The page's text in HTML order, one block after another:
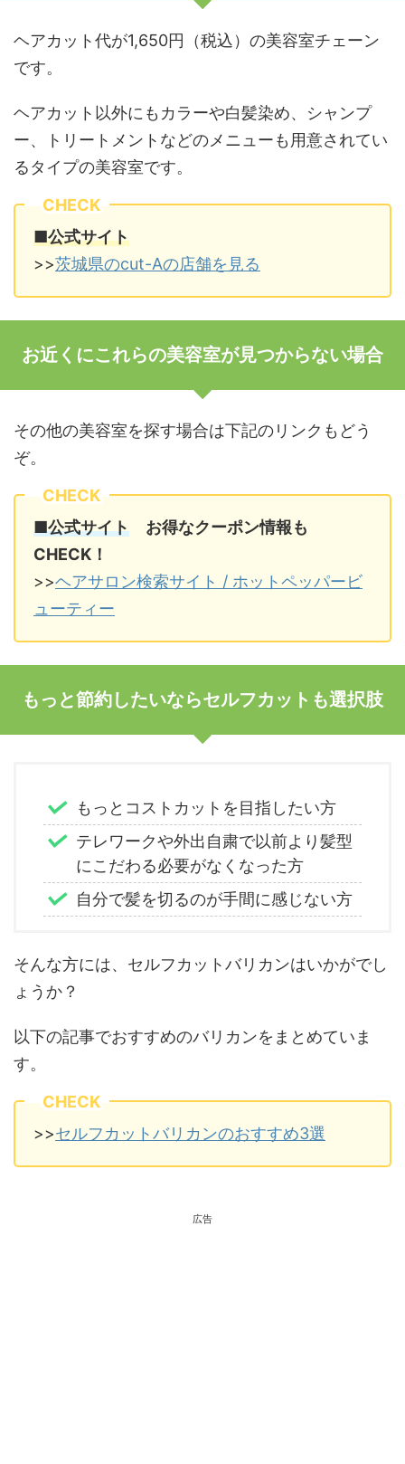
ヘアカット代が1,650円（税込）の美容室チェーン
です。
ヘアカット以外にもカラーや白髪染め、シャンプ
ー、トリートメントなどのメニューも用意されてい
るタイプの美容室です。
CHECK
■公式サイト
>>茨城県のcut-Aの店舗を見る
お近くにこれらの美容室が見つからない場合
その他の美容室を探す場合は下記のリンクもどう
ぞ。
CHECK
■公式サイト
お得なクーポン情報も
CHECK！
>>ヘアサロン検索サイト / ホットペッパービ
ューティー
もっと節約したいならセルフカットも選択肢
もっとコストカットを目指したい方
テレワークや外出自粛で以前より髪型
にこだわる必要がなくなった方
自分で髪を切るのが手間に感じない方
そんな方には、セルフカットバリカンはいかがでし
ょうか？
以下の記事でおすすめのバリカンをまとめていま
す。
CHECK
>>セルフカットバリカンのおすすめ3選
広告